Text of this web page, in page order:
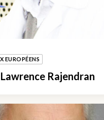
EUROPÉENS
Rajendran